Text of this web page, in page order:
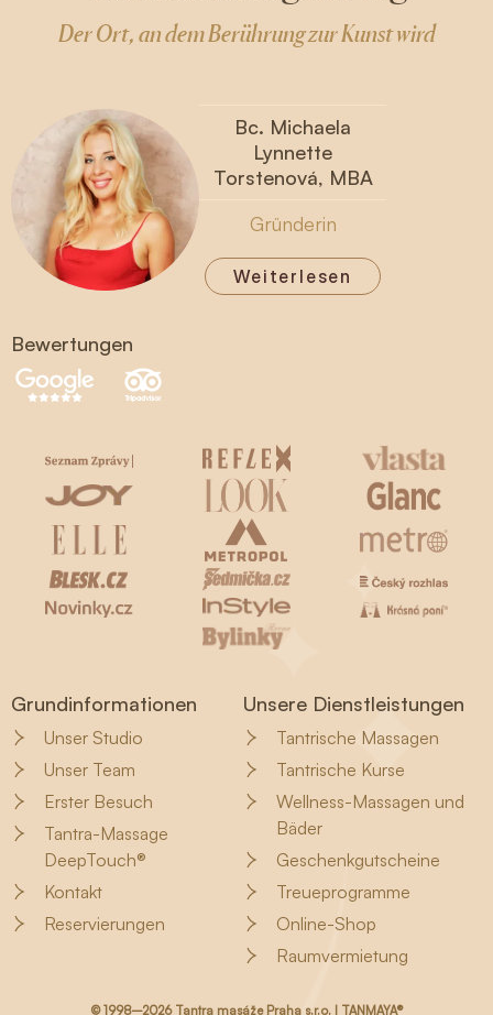
Der Ort, an dem Berührung zur Kunst wird
Bc. Michaela
Lynnette
Torstenová, MBA
Gründerin
Weiterlesen
Bewertungen
Grundinformationen
Unser Studio
Unser Team
Erster Besuch
Tantra-Massage
DeepTouch®
Kontakt
Reservierungen
Unsere Dienstleistungen
Tantrische Massagen
Tantrische Kurse
Wellness-Massagen und
Bäder
Geschenkgutscheine
Treueprogramme
Online-Shop
Raumvermietung
© 1998–2026 Tantra masáže Praha s.r.o. | TANMAYA®